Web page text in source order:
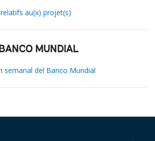
au(x) projet(s)
MUNDIAL
semanal del Banco Mundial